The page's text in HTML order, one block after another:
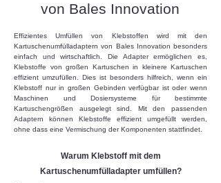
von Bales Innovation
Effizientes Umfüllen von Klebstoffen wird mit den
Kartuschenumfülladaptern von Bales Innovation besonders
einfach und wirtschaftlich. Die Adapter ermöglichen es,
Klebstoffe von großen Kartuschen in kleinere Kartuschen
effizient umzufüllen. Dies ist besonders hilfreich, wenn ein
Klebstoff nur in großen Gebinden verfügbar ist oder wenn
Maschinen und Dosiersysteme für bestimmte
Kartuschengrößen ausgelegt sind. Mit den passenden
Adaptern können Klebstoffe effizient umgefüllt werden,
ohne dass eine Vermischung der Komponenten stattfindet.
Warum Klebstoff mit dem
Kartuschenumfülladapter umfüllen?